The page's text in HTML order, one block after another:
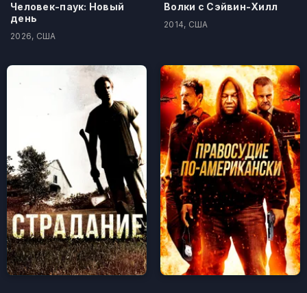
Человек-паук: Новый
день
2026, США
Волки с Сэйвин-Хилл
2014, США